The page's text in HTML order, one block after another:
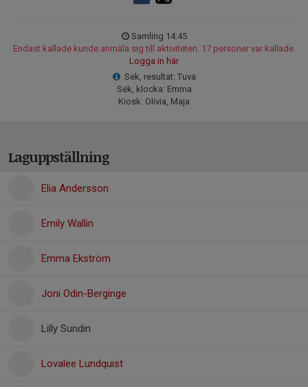
Samling 14:45
Endast kallade kunde anmäla sig till aktiviteten. 17 personer var kallade.
Logga in här
Sek, resultat: Tuva
Sek, klocka: Emma
Kiosk: Olivia, Maja
Laguppställning
Elia Andersson
Emily Wallin
Emma Ekström
Joni Odin-Berginge
Lilly Sundin
Lovalee Lundquist